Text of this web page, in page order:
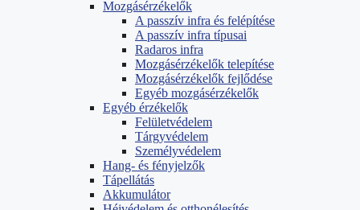
Mozgásérzékelők
A passzív infra és felépítése
A passzív infra típusai
Radaros infra
Mozgásérzékelők telepítése
Mozgásérzékelők fejlődése
Egyéb mozgásérzékelők
Egyéb érzékelők
Felületvédelem
Tárgyvédelem
Személyvédelem
Hang- és fényjelzők
Tápellátás
Akkumulátor